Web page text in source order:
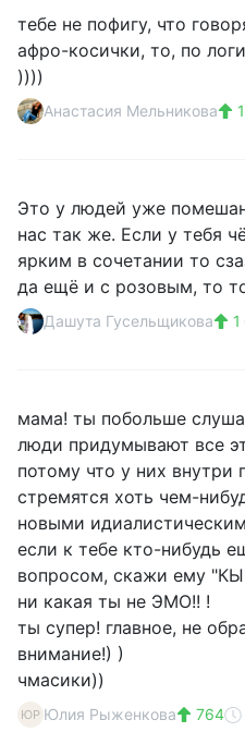
тебе не пофигу, что
афро-косички, то, по
))))
Анастасия Мельникова
Это у людей уже
нас так же. Если у тебя
ярким в сочетании то
да ещё и с розовым, то
Дашута Гусельщикова
мама! ты побольше
люди придумывают все
потому что у них внутри
стремятся хоть чем-
новыми
если к тебе кто-нибудь
вопросом, скажи ему
ни какая ты не ЭМО!! !
ты супер! главное, не
внимание!) )
чмасики))
ЮР Юлия Рыженкова 764